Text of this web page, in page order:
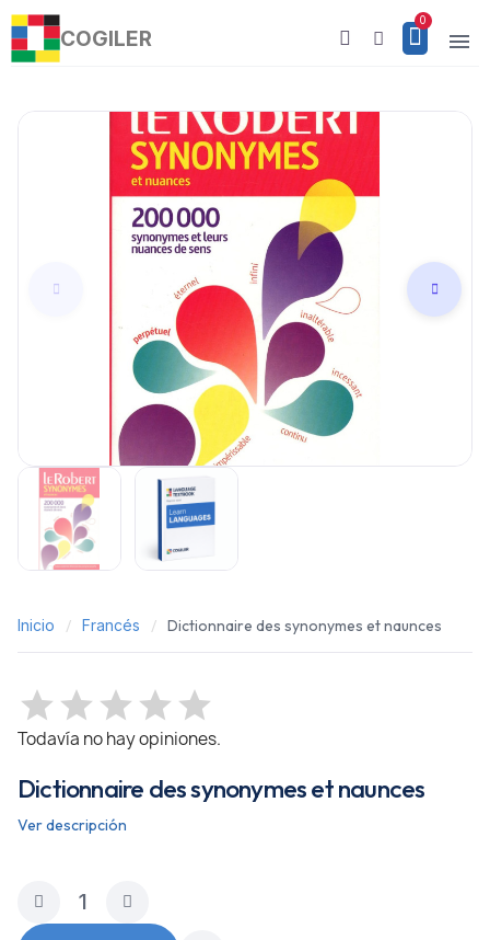
COGILER
Inicio Francés Dictionnaire des synonymes et naunces
Todavía no hay opiniones.
Dictionnaire des synonymes et naunces
Ver descripción